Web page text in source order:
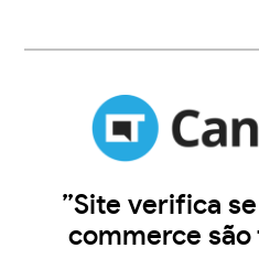
”Site verifica
commerce são